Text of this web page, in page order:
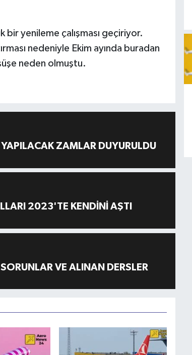
bir yenileme çalışması geçiriyor.
nedeniyle Ekim ayında buradan
neden olmuştu.
ZAMLAR DUYURULDU
2023'TE KENDİNİ AŞTI
VE ALINAN DERSLER